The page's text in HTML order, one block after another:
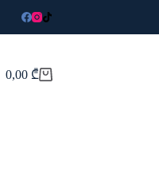
Shopping
0,00 ₾